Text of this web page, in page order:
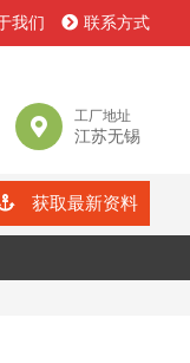
我们 联系方式
工厂地址
江苏无锡
获取最新资料